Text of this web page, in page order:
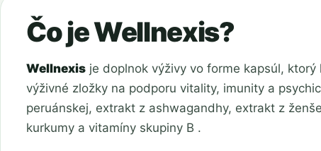
Čo je Wellnexis?
Wellnexis je doplnok výživy vo forme kapsúl,
výživné zložky na podporu vitality, imunity a
peruánskej, extrakt z ashwagandhy, extrakt z
kurkumy a vitamíny skupiny B .